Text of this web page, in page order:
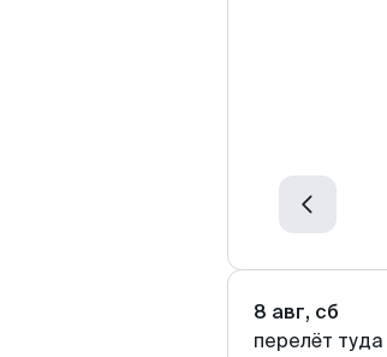
8 авг, сб
перелёт туда